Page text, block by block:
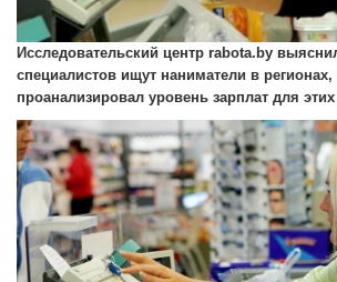
Исследовательский центр rabota.bу
специалистов ищут наниматели в регионах,
проанализировал уровень зарплат для